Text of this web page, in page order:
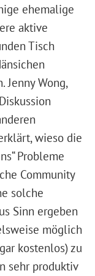
ehemalige
aktive
Tisch
Jenny Wong,
wieso die
Probleme
Community
solche
Sinn ergeben
möglich
kostenlos) zu
sehr produktiv